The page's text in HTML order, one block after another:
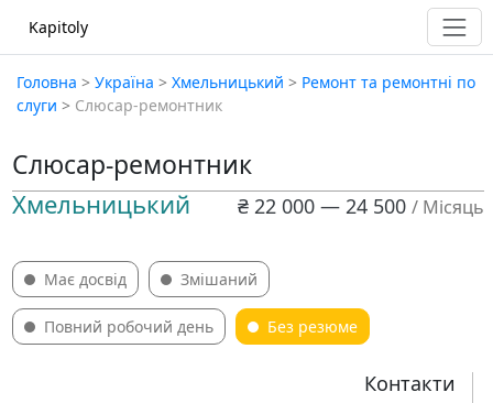
Kapitoly
Головна > Україна > Хмельницький > Ремонт та ремонтні по
слуги > Слюсар-ремонтник
Слюсар-ремонтник
₴ 22 000 — 24 500 / Місяць
Хмельницький
Має досвід Змішаний
Повний робочий день Без резюме
Контакти